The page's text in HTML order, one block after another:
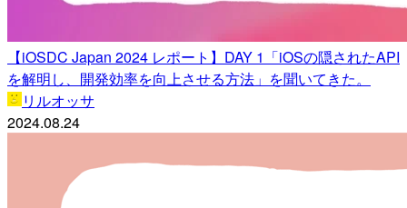
【iOSDC Japan 2024 レポート】DAY 1「iOSの隠されたAPI
を解明し、開発効率を向上させる方法」を聞いてきた。
リルオッサ
2024.08.24